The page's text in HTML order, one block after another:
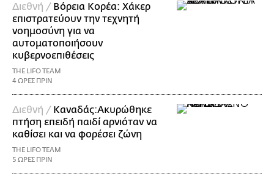
Διεθνή / Βόρεια Κορέα: Χάκερ
επιστρατεύουν την τεχνητή
νοημοσύνη για να
αυτοματοποιήσουν
κυβερνοεπιθέσεις
THE LIFO TEAM
4 ΩΡΕΣ ΠΡΙΝ
Διεθνή / Καναδάς:Ακυρώθηκε
πτήση επειδή παιδί αρνιόταν να
καθίσει και να φορέσει ζώνη
THE LIFO TEAM
5 ΩΡΕΣ ΠΡΙΝ